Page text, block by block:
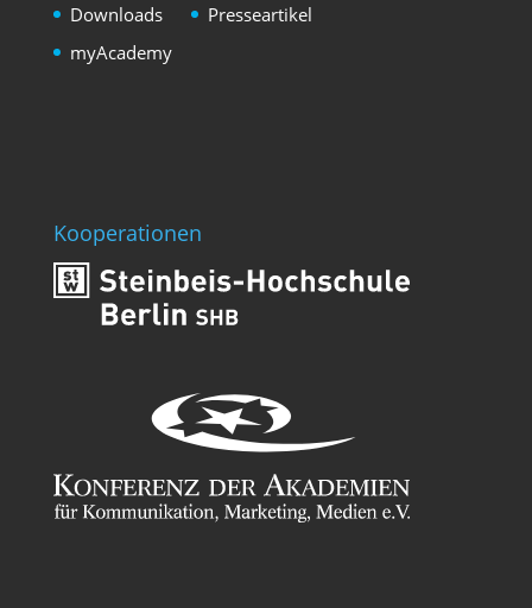
Downloads
myAcademy
Presseartikel
Kooperationen